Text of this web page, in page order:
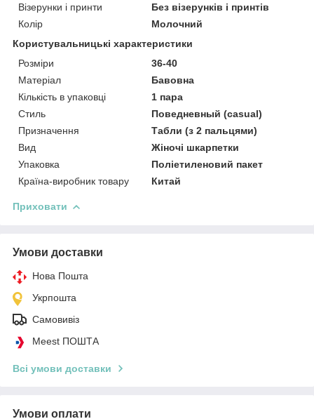
Візерунки і принти
Без візерунків і принтів
Колір
Молочний
Користувальницькі характеристики
Розміри
36-40
Матеріал
Бавовна
Кількість в упаковці
1 пара
Стиль
Поведневный (casual)
Призначення
Табли (з 2 пальцями)
Вид
Жіночі шкарпетки
Упаковка
Поліетиленовий пакет
Країна-виробник товару
Китай
Приховати
Умови доставки
Нова Пошта
Укрпошта
Самовивіз
Meest ПОШТА
Всі умови доставки
Умови оплати